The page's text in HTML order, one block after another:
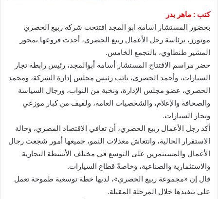
كتب : ماهر بدر
بحضور المستشار اسامة ابو المجد افتتحت شركة ربيع الحصري
موتورز، برئاسة رجل الأعمال ربيع الحصري، أحدث فروعها بمحور
المشير طنطاوي، بالتجمع الخامس.
حضر مراسم الافتتاح المستشار أسامة أبوالمجد، رئيس رابطة تجار
السيارات، وأحمد الحصري، نائب رئيس مجلس إدارة الشركة، ومحمد
الحصري، عضو مجلس الإدارة، ونخبة من النواب، ورجال السياسة
والصحافة والإعلام، والشخصيات العامة، ولفيف من كبار موزعي
وتجار السيارات.
أكد رجل الأعمال ربيع الحصري، أن تعافي الاقتصاد المصري، وحالة
الاستقرار الحالية، وانتعاش معدلات النمو، جميعها أمور شجعت رجال
الأعمال والمستثمرين على التوسع في مختلف الأنشطة التجارية
والاستثمارية والصناعية، وخاصةً قطاع السيارات.
قال إن «مجموعة ربيع الحصري»، لديها خطة توسعية طموحة تعمل
على تنفيذها خلال المرحلة المقبلة.